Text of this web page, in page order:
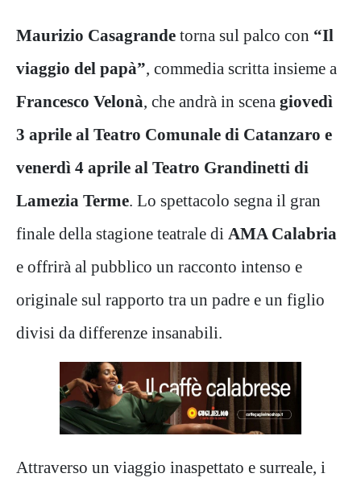
Maurizio Casagrande torna sul palco con “Il
viaggio del papà”, commedia scritta insieme a
Francesco Velonà, che andrà in scena giovedì
3 aprile al Teatro Comunale di Catanzaro e
venerdì 4 aprile al Teatro Grandinetti di
Lamezia Terme. Lo spettacolo segna il gran
finale della stagione teatrale di AMA Calabria
e offrirà al pubblico un racconto intenso e
originale sul rapporto tra un padre e un figlio
divisi da differenze insanabili.
Attraverso un viaggio inaspettato e surreale, i